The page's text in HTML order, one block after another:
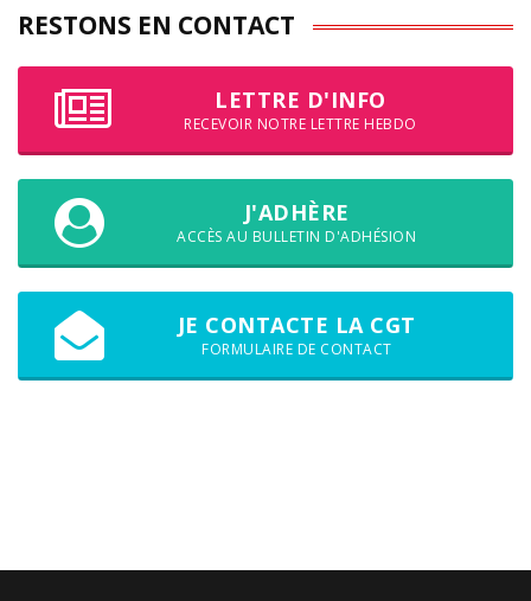
RESTONS EN CONTACT
LETTRE D'INFO
RECEVOIR NOTRE LETTRE HEBDO
J'ADHÈRE
ACCÈS AU BULLETIN D'ADHÉSION
JE CONTACTE LA CGT
FORMULAIRE DE CONTACT